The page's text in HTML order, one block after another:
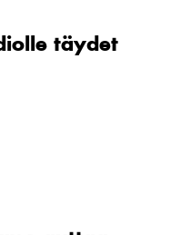
täydet